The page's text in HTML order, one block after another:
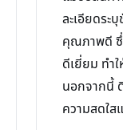
ละเอียดระ
คุณภาพดี ซึ่
ดีเยี่ยม ทำ
นอกจากนี้
ความสดใส